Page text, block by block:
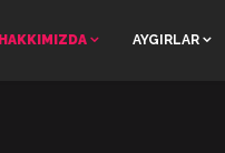
HAKKIMIZDA AYGIRLAR